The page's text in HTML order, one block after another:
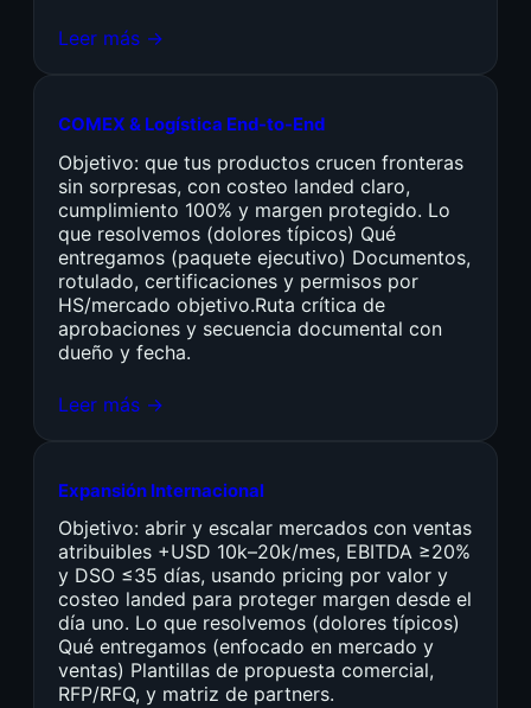
Leer más →
COMEX & Logística End-to-End
Objetivo: que tus productos crucen fronteras
sin sorpresas, con costeo landed claro,
cumplimiento 100% y margen protegido. Lo
que resolvemos (dolores típicos) Qué
entregamos (paquete ejecutivo) Documentos,
rotulado, certificaciones y permisos por
HS/mercado objetivo.Ruta crítica de
aprobaciones y secuencia documental con
dueño y fecha.
Leer más →
Expansión Internacional
Objetivo: abrir y escalar mercados con ventas
atribuibles +USD 10k–20k/mes, EBITDA ≥20%
y DSO ≤35 días, usando pricing por valor y
costeo landed para proteger margen desde el
día uno. Lo que resolvemos (dolores típicos)
Qué entregamos (enfocado en mercado y
ventas) Plantillas de propuesta comercial,
RFP/RFQ, y matriz de partners.